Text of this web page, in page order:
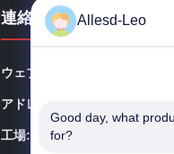
連絡先詳細
ウェブサイト:
アドレス:
工場:
Allesd-Leo
Good day, what
for?